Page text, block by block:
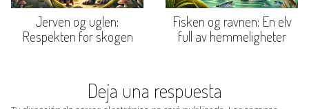
Jerven og uglen:
Respekten for skogen
Fisken og ravnen: En elv
full av hemmeligheter
Deja una respuesta